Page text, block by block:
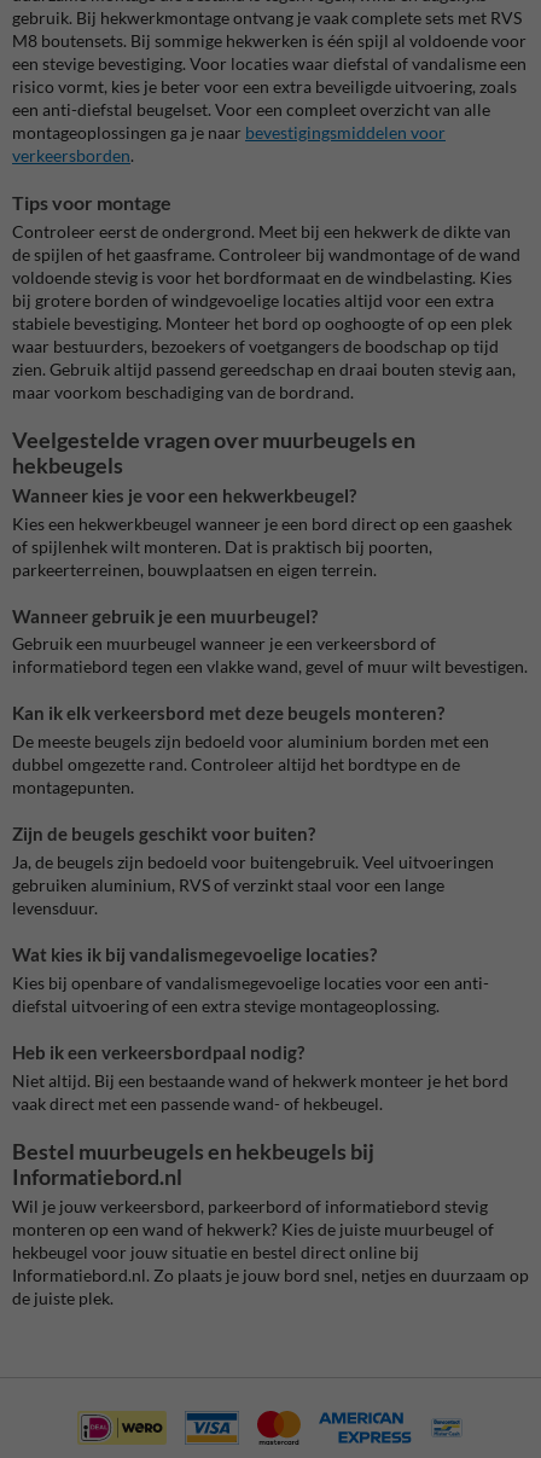
gebruik. Bij hekwerkmontage ontvang je vaak complete sets met RVS
M8 boutensets. Bij sommige hekwerken is één spijl al voldoende voor
een stevige bevestiging. Voor locaties waar diefstal of vandalisme een
risico vormt, kies je beter voor een extra beveiligde uitvoering, zoals
een anti-diefstal beugelset. Voor een compleet overzicht van alle
montageoplossingen ga je naar bevestigingsmiddelen voor
verkeersborden.
Tips voor montage
Controleer eerst de ondergrond. Meet bij een hekwerk de dikte van
de spijlen of het gaasframe. Controleer bij wandmontage of de wand
voldoende stevig is voor het bordformaat en de windbelasting. Kies
bij grotere borden of windgevoelige locaties altijd voor een extra
stabiele bevestiging. Monteer het bord op ooghoogte of op een plek
waar bestuurders, bezoekers of voetgangers de boodschap op tijd
zien. Gebruik altijd passend gereedschap en draai bouten stevig aan,
maar voorkom beschadiging van de bordrand.
Veelgestelde vragen over muurbeugels en
hekbeugels
Wanneer kies je voor een hekwerkbeugel?
Kies een hekwerkbeugel wanneer je een bord direct op een gaashek
of spijlenhek wilt monteren. Dat is praktisch bij poorten,
parkeerterreinen, bouwplaatsen en eigen terrein.
Wanneer gebruik je een muurbeugel?
Gebruik een muurbeugel wanneer je een verkeersbord of
informatiebord tegen een vlakke wand, gevel of muur wilt bevestigen.
Kan ik elk verkeersbord met deze beugels monteren?
De meeste beugels zijn bedoeld voor aluminium borden met een
dubbel omgezette rand. Controleer altijd het bordtype en de
montagepunten.
Zijn de beugels geschikt voor buiten?
Ja, de beugels zijn bedoeld voor buitengebruik. Veel uitvoeringen
gebruiken aluminium, RVS of verzinkt staal voor een lange
levensduur.
Wat kies ik bij vandalismegevoelige locaties?
Kies bij openbare of vandalismegevoelige locaties voor een anti-
diefstal uitvoering of een extra stevige montageoplossing.
Heb ik een verkeersbordpaal nodig?
Niet altijd. Bij een bestaande wand of hekwerk monteer je het bord
vaak direct met een passende wand- of hekbeugel.
Bestel muurbeugels en hekbeugels bij
Informatiebord.nl
Wil je jouw verkeersbord, parkeerbord of informatiebord stevig
monteren op een wand of hekwerk? Kies de juiste muurbeugel of
hekbeugel voor jouw situatie en bestel direct online bij
Informatiebord.nl. Zo plaats je jouw bord snel, netjes en duurzaam op
de juiste plek.